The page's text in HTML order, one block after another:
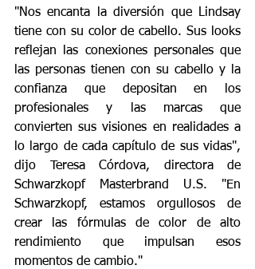
"Nos encanta la diversión que Lindsay
tiene con su color de cabello. Sus looks
reflejan las conexiones personales que
las personas tienen con su cabello y la
confianza que depositan en los
profesionales y las marcas que
convierten sus visiones en realidades a
lo largo de cada capítulo de sus vidas",
dijo Teresa Córdova, directora de
Schwarzkopf Masterbrand U.S. "En
Schwarzkopf, estamos orgullosos de
crear las fórmulas de color de alto
rendimiento que impulsan esos
momentos de cambio."